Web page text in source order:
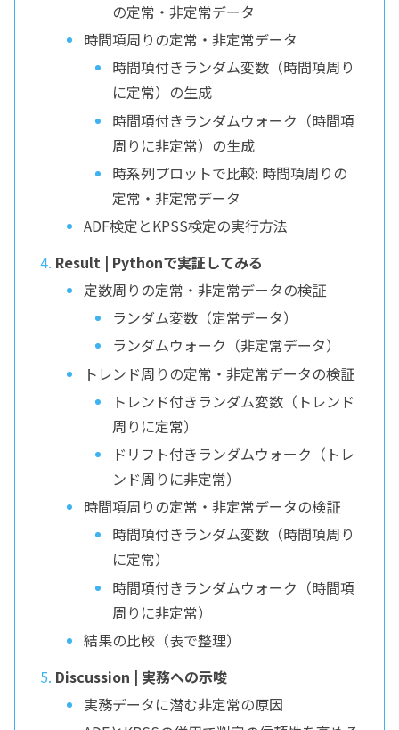
の定常・非定常データ
時間項周りの定常・非定常データ
時間項付きランダム変数（時間項周り
に定常）の生成
時間項付きランダムウォーク（時間項
周りに非定常）の生成
時系列プロットで比較: 時間項周りの
定常・非定常データ
ADF検定とKPSS検定の実行方法
Result | Pythonで実証してみる
定数周りの定常・非定常データの検証
ランダム変数（定常データ）
ランダムウォーク（非定常データ）
トレンド周りの定常・非定常データの検証
トレンド付きランダム変数（トレンド
周りに定常）
ドリフト付きランダムウォーク（トレ
ンド周りに非定常）
時間項周りの定常・非定常データの検証
時間項付きランダム変数（時間項周り
に定常）
時間項付きランダムウォーク（時間項
周りに非定常）
結果の比較（表で整理）
Discussion | 実務への示唆
実務データに潜む非定常の原因